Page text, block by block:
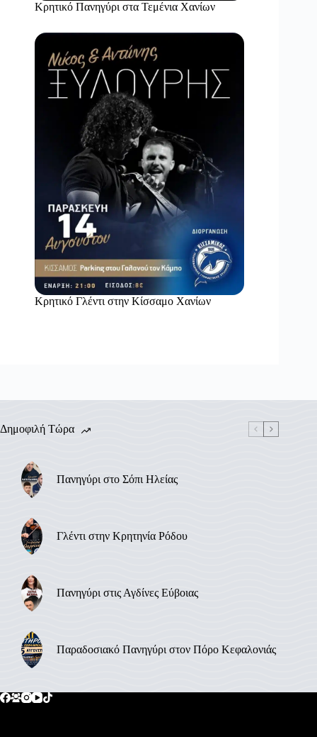
Κρητικό Πανηγύρι στα Τεμένια Χανίων
Κρητικό Γλέντι στην Κίσσαμο Χανίων
Δημοφιλή Τώρα
Πανηγύρι στο Σόπι Ηλείας
Γλέντι στην Κρητηνία Ρόδου
Πανηγύρι στις Αγδίνες Εύβοιας
Παραδοσιακό Πανηγύρι στον Πόρο Κεφαλονιάς